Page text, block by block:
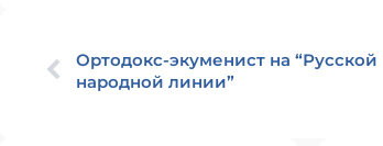
Ортодокс-экуменист на “Русской
народной линии”